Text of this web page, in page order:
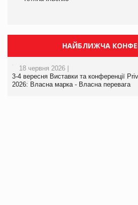
НАЙБЛИЖЧА
18 червня 2026 |
3-4 вересня Виставки та конференції
2026: Власна марка - Власна перевага